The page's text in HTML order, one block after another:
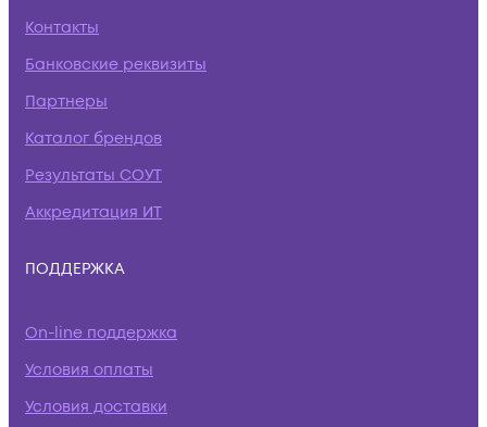
Контакты
Банковские реквизиты
Партнеры
Каталог брендов
Результаты СОУТ
Аккредитация ИТ
ПОДДЕРЖКА
On-line поддержка
Условия оплаты
Условия доставки